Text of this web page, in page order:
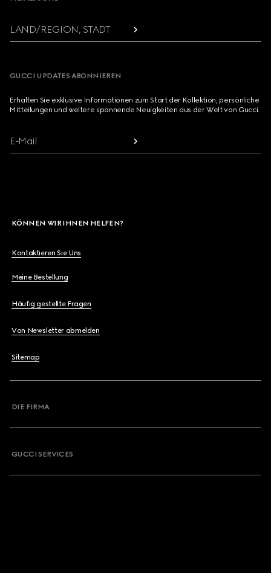
LAND/REGION, STADT
GUCCI UPDATES ABONNIEREN
Erhalten Sie exklusive Informationen zum Start der Kollektion, persönliche
Mitteilungen und weitere spannende Neuigkeiten aus der Welt von Gucci.
E-Mail
KÖNNEN WIR IHNEN HELFEN?
Kontaktieren Sie Uns
Meine Bestellung
Häufig gestellte Fragen
Von Newsletter abmelden
Sitemap
DIE FIRMA
GUCCI SERVICES